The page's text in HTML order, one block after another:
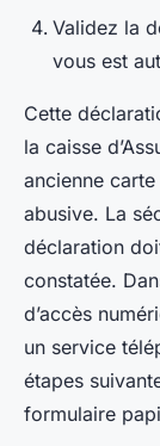
Validez la
vous est
Cette
la caisse
ancienne
abusive. La
déclaration
constatée.
d’accès
un service
étapes
formulaire